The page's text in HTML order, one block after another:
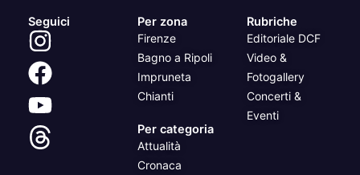
Seguici Per zona
Firenze
Bagno a Ripoli
Impruneta
Chianti
Per categoria
Attualità
Cronaca
Rubriche
Editoriale DCF
Video &
Fotogallery
Concerti &
Eventi